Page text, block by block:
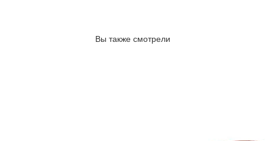
Вы также смотрели